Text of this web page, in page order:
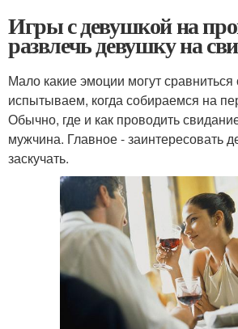
Игры с девушкой на
развлечь девушку на
Мало какие эмоции могут
испытываем, когда собираемся на
Обычно, где и как проводить
мужчина. Главное - заинтересовать
заскучать.